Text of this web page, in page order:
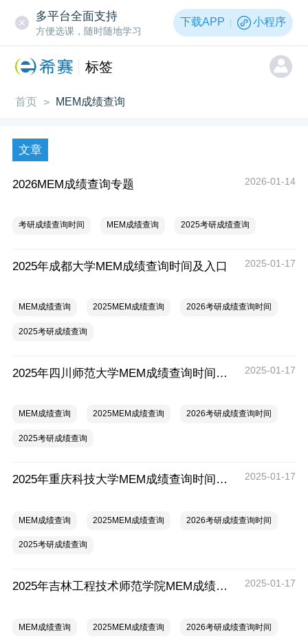
多平台全面支持
方便选课，随时随地学习
下载APP 小程序
标签
首页 > MEM成绩查询
文章
2026MEM成绩查询专题 2026-01-14
考研成绩查询时间 MEM成绩查询 2025考研成绩查询
2025年成都大学MEM成绩查询时间及入口 2025-01-17
MEM成绩查询 2025MEM成绩查询 2026考研成绩查询时间
2025考研成绩查询
2025年四川师范大学MEM成绩查询时间及入口 2025-01-17
MEM成绩查询 2025MEM成绩查询 2026考研成绩查询时间
2025考研成绩查询
2025年重庆科技大学MEM成绩查询时间及入口 2025-01-17
MEM成绩查询 2025MEM成绩查询 2026考研成绩查询时间
2025考研成绩查询
2025年吉林工程技术师范学院MEM成绩查询时间及入口 2025-01-17
MEM成绩查询 2025MEM成绩查询 2026考研成绩查询时间